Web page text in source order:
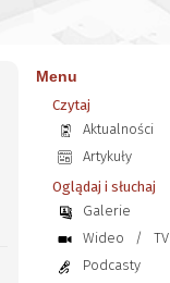
Menu
Czytaj
Aktualności
Artykuły
Oglądaj i słuchaj
Galerie
Wideo
/
TV
Podcasty